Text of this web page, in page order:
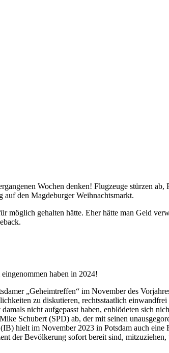
Wochen denken! Flugzeuge stürzen ab,
auf den Magdeburger Weihnachtsmarkt.
gehalten hätte. Eher hätte man Geld
haben in 2024!
„Geheimtreffen“ im November des
zu diskutieren, rechtsstaatlich
nicht aufgepasst haben, enblödeten sich
Schubert (SPD) ab, der mit seinen
hielt im November 2023 in Potsdam auch eine
der Bevölkerung sofort bereit sind,